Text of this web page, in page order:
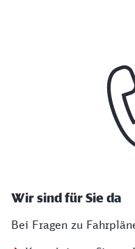
Wir sind für Sie da
Bei Fragen zu